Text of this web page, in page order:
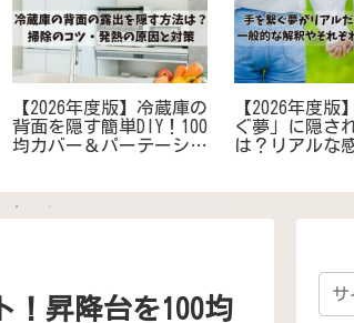
【2026年度版】電波時計
の時刻を受信しないとき
の対策｜最適な置き場所
【2026年版
ーボックス
険？壊れる
！昇降台を100均